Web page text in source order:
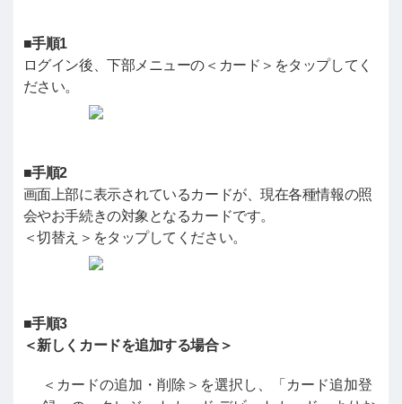
■手順1
ログイン後、下部メニューの＜カード＞をタップしてく
ださい。
■手順2
画面上部に表示されているカードが、現在各種情報の照
会やお手続きの対象となるカードです。
＜切替え＞をタップしてください。
■手順3
＜新しくカードを追加する場合＞
＜カードの追加・削除＞を選択し、「カード追加登